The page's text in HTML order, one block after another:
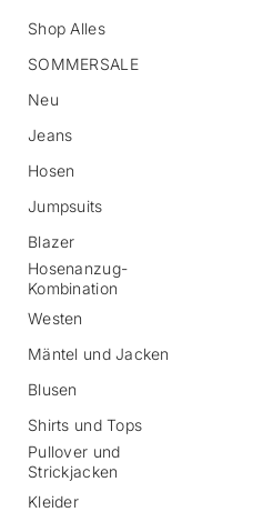
Shop Alles
SOMMERSALE
Neu
Jeans
Hosen
Jumpsuits
Blazer
Hosenanzug-
Kombination
Westen
Mäntel und Jacken
Blusen
Shirts und Tops
Pullover und
Strickjacken
Kleider